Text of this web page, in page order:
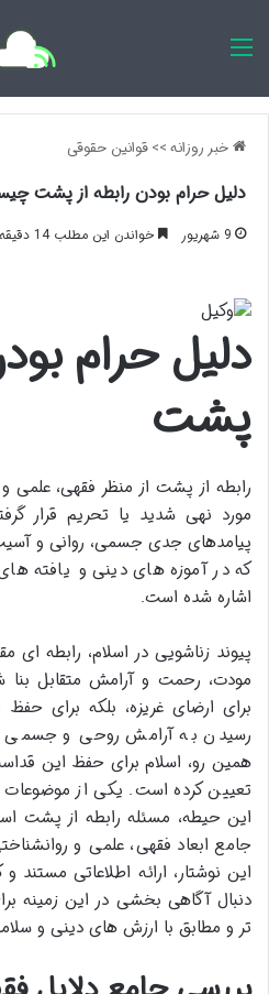
خبر روزانه>>قوانین حقوقی
دلیل حرام بودن رابطه از پشت
9 شهریور خواندن این مطلب 14 دقیقه زمان میبرد
دلیل حرام
پشت
رابطه از پشت از منظر فقهی، علمی
مورد نهی شدید یا تحریم قرار
پیامدهای جدی جسمی، روانی و آسیب
که در آموزه های دینی و یافته
اشاره شده است.
پیوند زناشویی در اسلام، رابطه
مودت، رحمت و آرامش متقابل
برای ارضای غریزه، بلکه برای
رسیدن به آرامش روحی و جسمی
همین رو، اسلام برای حفظ این
تعیین کرده است. یکی از
این حیطه، مسئله رابطه از پشت
جامع ابعاد فقهی، علمی و
این نوشتار، ارائه اطلاعاتی
دنبال آگاهی بخشی در این زمینه
تر و مطابق با ارزش های دینی و